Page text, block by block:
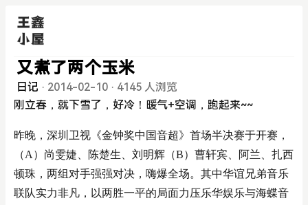
又煮了两个玉米
日记 · 2014-02-10 · 4145 人浏览
刚立春，就下雪了，好冷！暖气+空调，跑起来~~
昨晚，深圳卫视《金钟奖中国音超》首场半决赛于开赛，
（A）尚雯婕、陈楚生、刘明辉（B）曹轩宾、阿兰、扎西
顿珠，两组对手强强对决，嗨爆全场。其中华谊兄弟音乐
联队实力非凡，以两胜一平的局面力压乐华娱乐与海蝶音